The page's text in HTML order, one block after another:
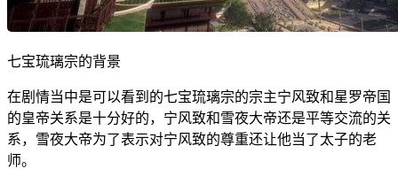
七宝琉璃宗的背景
在剧情当中是可以看到的七宝琉璃宗的宗主宁风致和星罗帝国
的皇帝关系是十分好的，宁风致和雪夜大帝还是平等交流的关
系，雪夜大帝为了表示对宁风致的尊重还让他当了太子的老
师。